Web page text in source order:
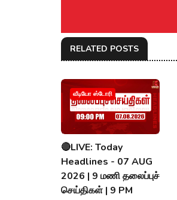
RELATED POSTS
வீடியோ ஸ்டோரி
🔴LIVE: Today
Headlines - 07 AUG
2026 | 9 மணி தலைப்புச்
செய்திகள் | 9 PM